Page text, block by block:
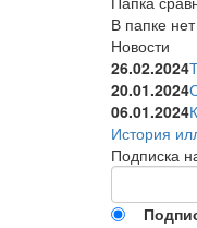
В папке
Новости
26.02.2024
20.01.2024
06.01.2024
История
Подписка